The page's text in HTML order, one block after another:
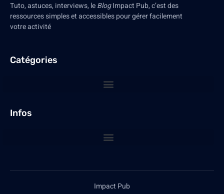
Tuto, astuces, interviews, leBlogImpact Pub, c’est des
ressources simples et accessibles pour gérer facilement
votre activité
Catégories
Infos
Impact Pub